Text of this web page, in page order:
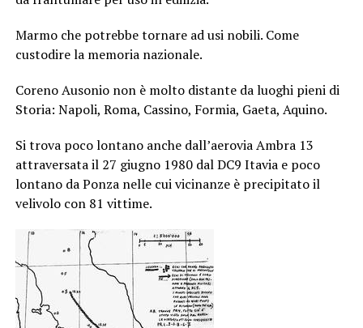
Marmo che potrebbe tornare ad usi nobili. Come
custodire la memoria nazionale.
Coreno Ausonio non è molto distante da luoghi pieni di
Storia: Napoli, Roma, Cassino, Formia, Gaeta, Aquino.
Si trova poco lontano anche dall’aerovia Ambra 13
attraversata il 27 giugno 1980 dal DC9 Itavia e poco
lontano da Ponza nelle cui vicinanze è precipitato il
velivolo con 81 vittime.